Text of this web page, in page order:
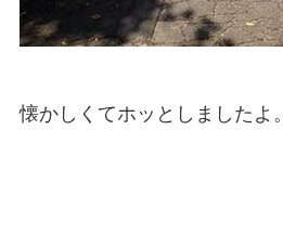
懐かしくてホッとしましたよ。